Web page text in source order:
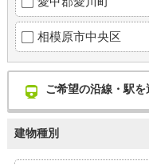
相模原市中央区
ご希望の沿線・駅
建物種別